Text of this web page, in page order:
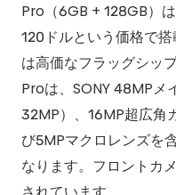
Pro（6GB + 128GB）
120ドルという価格で
は高価なフラッグシッ
Proは、SONY 48MP
32MP）、16MP超広角
び5MPマクロレンズを
なります。フロントカ